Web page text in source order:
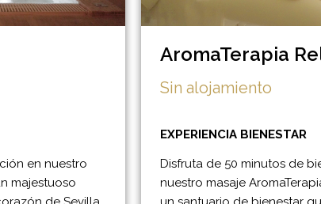
en nuestro
majestuoso
AromaTerapia
Sin alojamiento
EXPERIENCIA BIENESTAR
Disfruta de 50 minutos de
nuestro masaje